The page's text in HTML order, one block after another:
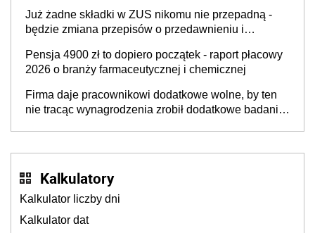
Już żadne składki w ZUS nikomu nie przepadną -
będzie zmiana przepisów o przedawnieniu i
Pensja 4900 zł to dopiero początek - raport płacowy
2026 o branży farmaceutycznej i chemicznej
Firma daje pracownikowi dodatkowe wolne, by ten
nie tracąc wynagrodzenia zrobił dodatkowe badania.
Kalkulatory
Kalkulator liczby dni
Kalkulator dat